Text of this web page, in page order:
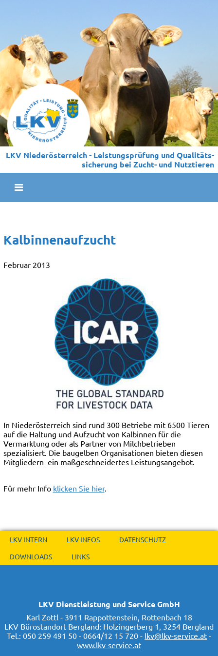
LKV Niederösterreich - Leistungs­prüfung und Qualitäts­
sicherung bei Zucht- und Nutztieren
Kalbinnenaufzucht
Februar 2013
In Niederösterreich sind rund 300 Betriebe mit 6500 Tieren
auf die Haltung und Aufzucht von Kalbinnen für die
Vermarktung oder als Partner von Milchbetrieben
spezialisiert. Die baugelben Organisationen bieten diesen
Mitgliedern ein maßgeschneidertes Leistungsangebot.
Für mehr Info klicken Sie hier.
LKV INTERN LKV INFOS
DATENSCHUTZ
DOWNLOADS
LINKS
LKV Dienstleistung und Service GmbH
Karl Zottl - 3911 Rappottenstein, Rottenbach 18
LKV Bürostandort Bergland: Holzingerberg 1, 3254 Bergland
Tel.: 050 259 491 50 - 0664/12 15 720 - lkv@lkv-service.at -
www.lkv-service.at